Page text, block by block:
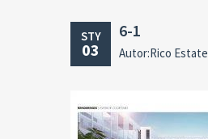
STY
03
6-1
Autor:Rico Estate